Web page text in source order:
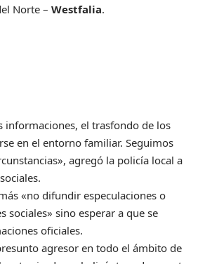
Norte – Westfalia.
informaciones, el trasfondo de los
en el entorno familiar. Seguimos
agregó la policía local a
«no difundir especulaciones o
sociales» sino esperar a que se
oficiales.
agresor en todo el ámbito de